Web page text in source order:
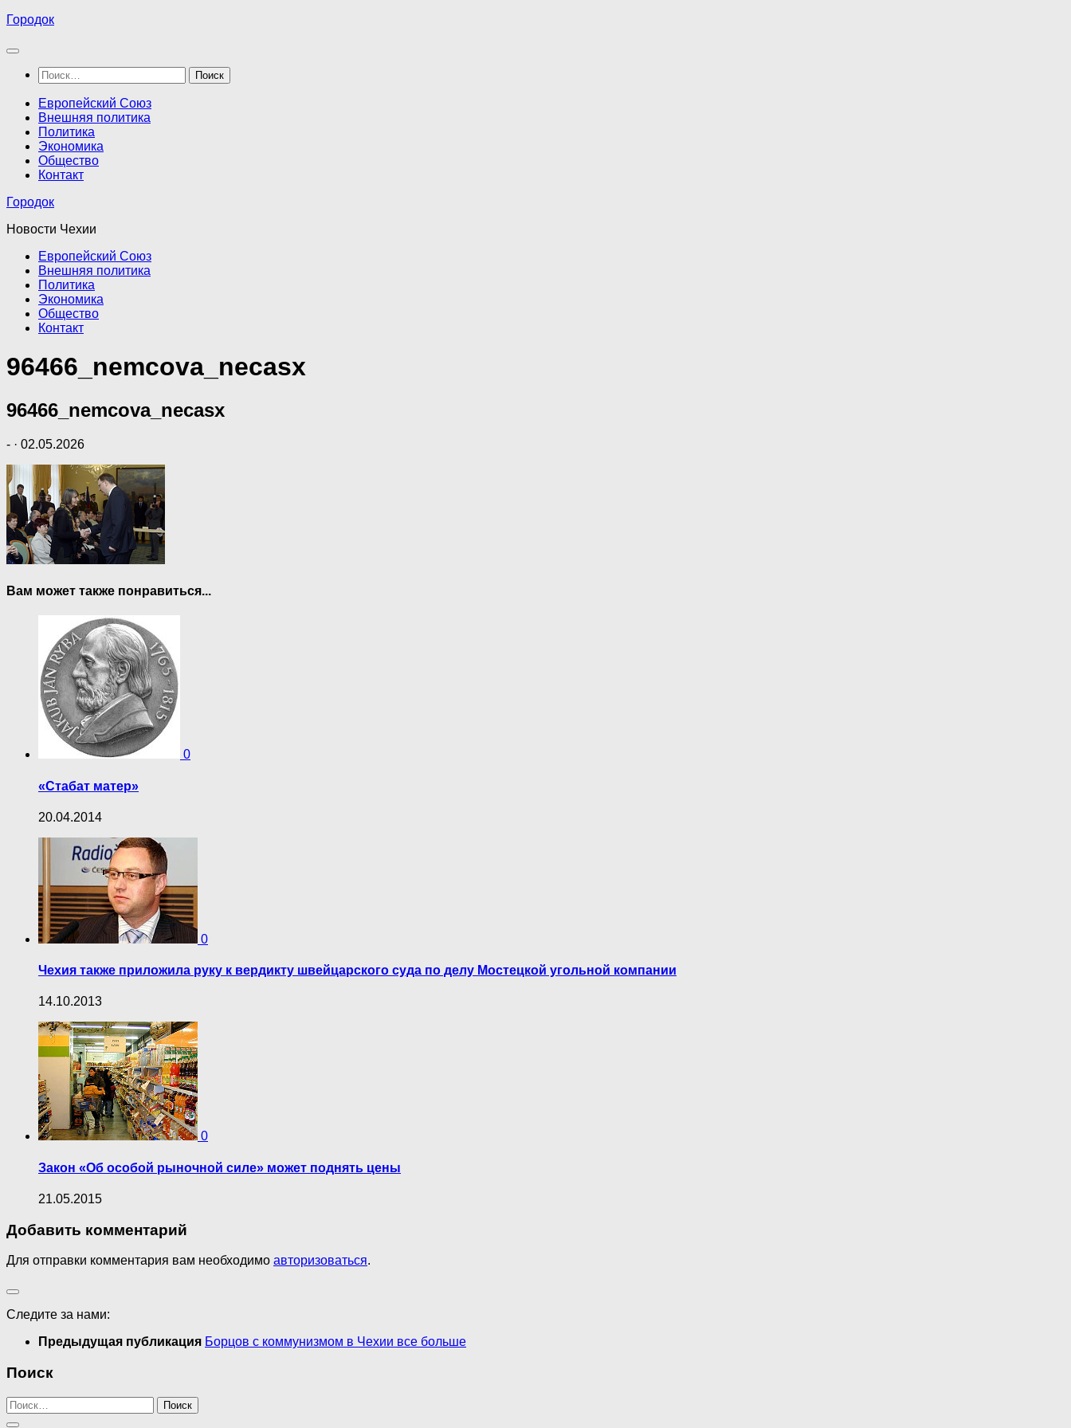
Перейти
содержимому
Городок
Найти:
Европейский Союз
Внешняя политика
Политика
Экономика
Общество
Контакт
Городок
Новости Чехии
Европейский Союз
Внешняя политика
Политика
Экономика
Общество
Контакт
96466_nemcova_necasx
96466_nemcova_necasx
- · 02.05.2026
Вам может также понравиться...
0
«Стабат матер»
20.04.2014
0
Чехия также приложила руку к вердикту швейцарского суда по делу Мостецкой угольной компании
14.10.2013
0
Закон «Об особой рыночной силе» может поднять цены
21.05.2015
Добавить комментарий
Для отправки комментария вам необходимо авторизоваться.
Следите за нами:
Предыдущая публикация Борцов с коммунизмом в Чехии все больше
Поиск
Найти: